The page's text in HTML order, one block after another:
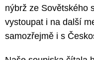
nýbrž ze Sovětského
vystoupat i na další
samozřejmě i s